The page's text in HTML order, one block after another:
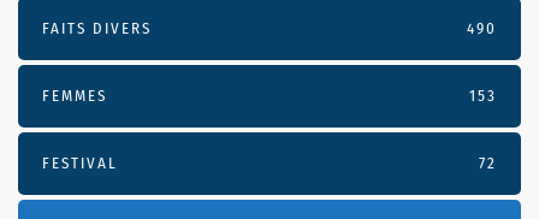
FAITS DIVERS 490
FEMMES 153
FESTIVAL 72